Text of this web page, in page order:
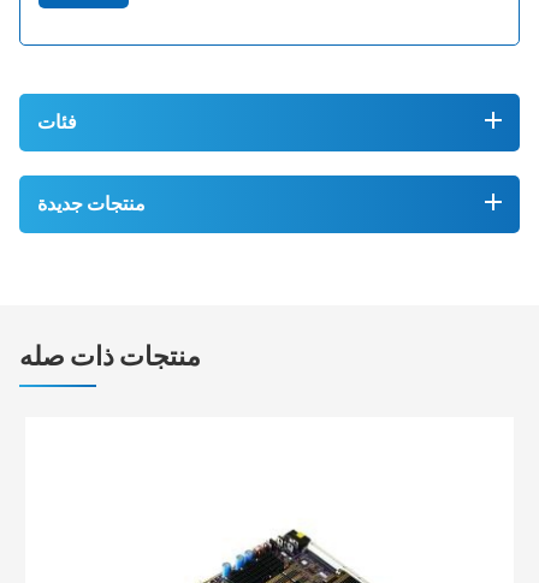
فئات
منتجات جديدة
منتجات ذات صله